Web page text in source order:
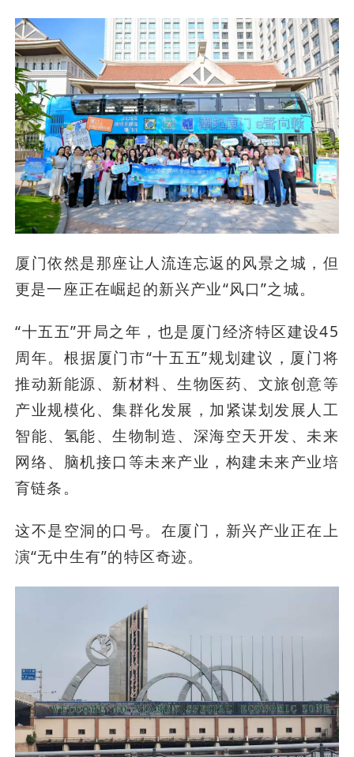
厦门依然是那座让人流连忘返的风景之城，但
更是一座正在崛起的新兴产业“风口”之城。
“十五五”开局之年，也是厦门经济特区建设45
周年。根据厦门市“十五五”规划建议，厦门将
推动新能源、新材料、生物医药、文旅创意等
产业规模化、集群化发展，加紧谋划发展人工
智能、氢能、生物制造、深海空天开发、未来
网络、脑机接口等未来产业，构建未来产业培
育链条。
这不是空洞的口号。在厦门，新兴产业正在上
演“无中生有”的特区奇迹。